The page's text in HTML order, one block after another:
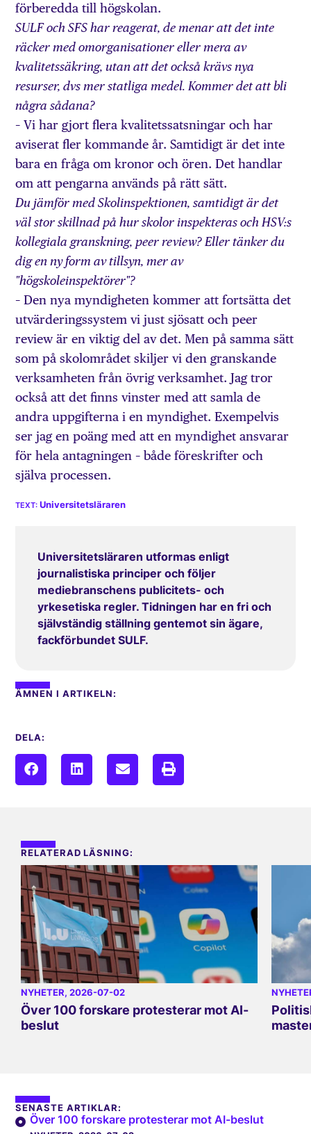
förberedda till högskolan.
SULF och SFS har reagerat, de menar att det inte
räcker med omorganisationer eller mera av
kvalitetssäkring, utan att det också krävs nya
resurser, dvs mer statliga medel. Kommer det att bli
några sådana?
– Vi har gjort flera kvalitetssatsningar och har
aviserat fler kommande år. Samtidigt är det inte
bara en fråga om kronor och ören. Det handlar
om att pengarna används på rätt sätt.
Du jämför med Skolinspektionen, samtidigt är det
väl stor skillnad på hur skolor inspekteras och HSV:s
kollegiala granskning, peer review? Eller tänker du
dig en ny form av tillsyn, mer av
"högskoleinspektörer"?
– Den nya myndigheten kommer att fortsätta det
utvärderingssystem vi just sjösatt och peer
review är en viktig del av det. Men på samma sätt
som på skolområdet skiljer vi den granskande
verksamheten från övrig verksamhet. Jag tror
också att det finns vinster med att samla de
andra uppgifterna i en myndighet. Exempelvis
ser jag en poäng med att en myndighet ansvarar
för hela antagningen – både föreskrifter och
själva processen.
Universitetsläraren
Universitetsläraren utformas enligt
journalistiska principer och följer
mediebranschens publicitets- och
yrkesetiska regler. Tidningen har en fri och
självständig ställning gentemot sin ägare,
fackförbundet SULF.
ÄMNEN I ARTIKELN:
DELA:
RELATERAD LÄSNING:
NYHETER, 2026-07-02
Över 100 forskare protesterar mot AI-
beslut
SENASTE ARTIKLAR:
Över 100 forskare protesterar mot AI-beslut